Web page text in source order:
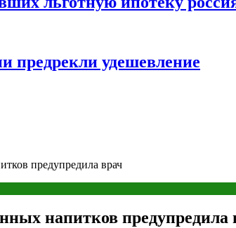
предрекли удешевление
предупредила врач
напитков предупредила